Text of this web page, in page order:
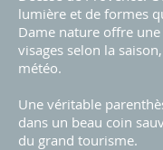
lumière et de formes
Dame nature offre
visages selon la
météo.
Une véritable
dans un beau coin
du grand tourisme.